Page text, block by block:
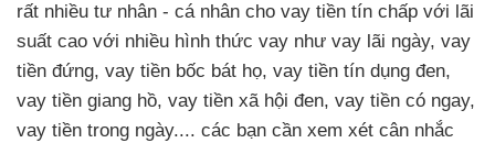
rất nhiều tư nhân - cá nhân cho vay tiền tín chấp với lãi
suất cao với nhiều hình thức vay như vay lãi ngày, vay
tiền đứng, vay tiền bốc bát họ, vay tiền tín dụng đen,
vay tiền giang hồ, vay tiền xã hội đen, vay tiền có ngay,
vay tiền trong ngày.... các bạn cần xem xét cân nhắc